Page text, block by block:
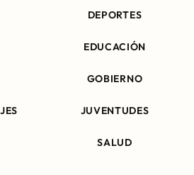
DEPORTES
EDUCACIÓN
GOBIERNO
JUVENTUDES
SALUD